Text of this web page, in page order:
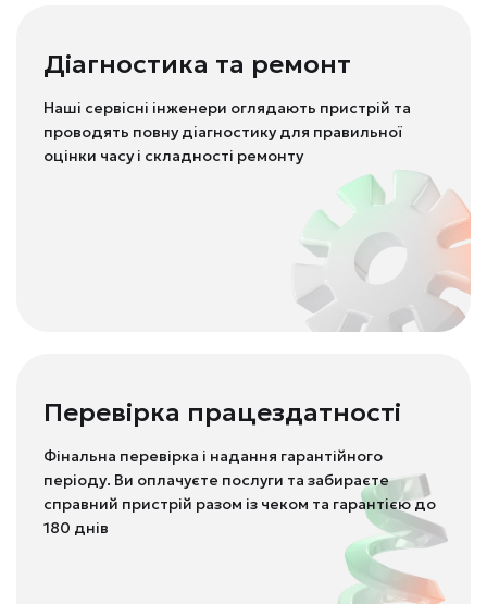
Діагностика та ремонт
Наші сервісні інженери оглядають пристрій та
проводять повну діагностику для правильної
оцінки часу і складності ремонту
Перевірка працездатності
Фінальна перевірка і надання гарантійного
періоду. Ви оплачуєте послуги та забираєте
справний пристрій разом із чеком та гарантією до
180 днів